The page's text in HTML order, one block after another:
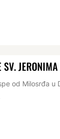
SV.
od Milosrđa